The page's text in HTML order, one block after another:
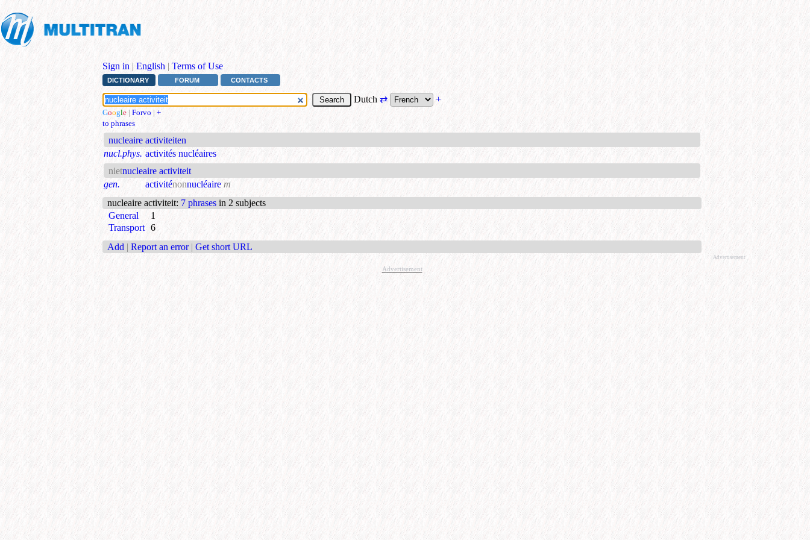
Sign in | English | Terms of Use
DICTIONARY FORUM CONTACTS
Dutch⇄ +
Google | Forvo | +
to phrases
nucleaire activiteiten
nucl.phys. activités nucléaires
nietnucleaire activiteit
gen.
activiténonnucléaire m
nucleaire activiteit: 7 phrases in 2 subjects
General
1
Transport 6
Add | Report an error | Get short URL
Advertisement
Advertisement